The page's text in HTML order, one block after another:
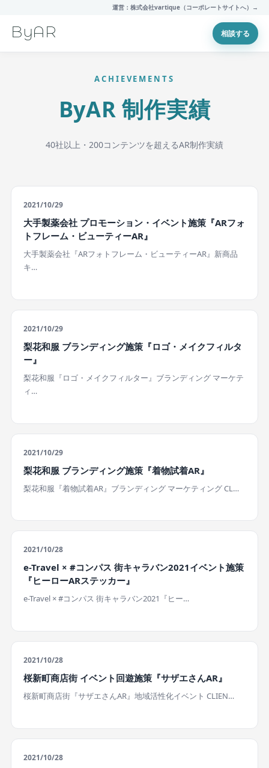
運営：株式会社vartique（コーポレートサイトへ）→
ByAR 相談する
ACHIEVEMENTS
ByAR 制作実績
40社以上・200コンテンツを超えるAR制作実績
2021/10/29
大手製薬会社 プロモーション・イベント施策『ARフォ
トフレーム・ビューティーAR』
大手製薬会社『ARフォトフレーム・ビューティーAR』新商品
キ…
2021/10/29
梨花和服 ブランディング施策『ロゴ・メイクフィルタ
ー』
梨花和服『ロゴ・メイクフィルター』ブランディング マーケテ
ィ…
2021/10/29
梨花和服 ブランディング施策『着物試着AR』
梨花和服『着物試着AR』ブランディング マーケティング CL…
2021/10/28
e-Travel × #コンパス 街キャラバン2021イベント施策
『ヒーローARステッカー』
e-Travel × #コンパス 街キャラバン2021『ヒー…
2021/10/28
桜新町商店街 イベント回遊施策『サザエさんAR』
桜新町商店街『サザエさんAR』地域活性化イベント CLIEN…
2021/10/28